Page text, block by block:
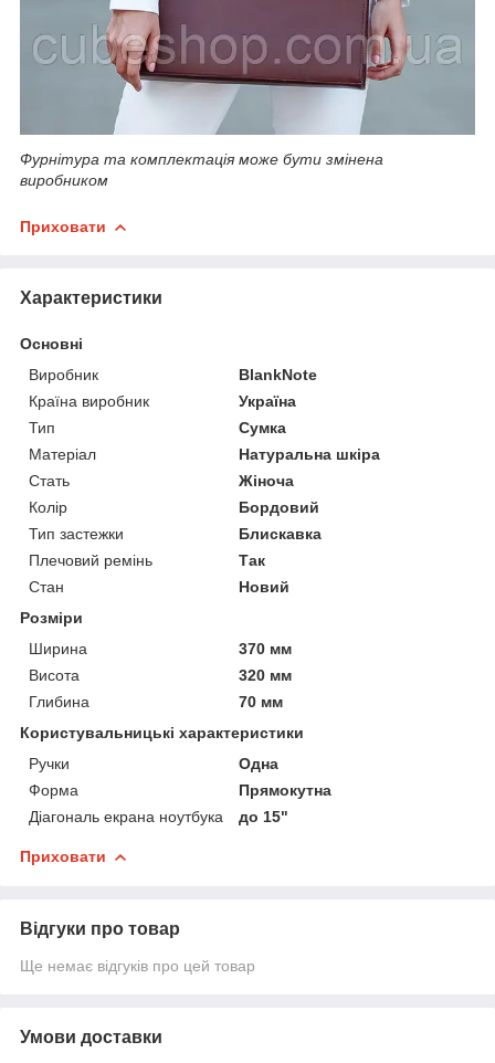
Фурнітура та комплектація може бути змінена
виробником
Приховати
Характеристики
Основні
Виробник
BlankNote
Країна виробник
Україна
Тип
Сумка
Матеріал
Натуральна шкіра
Стать
Жіноча
Колір
Бордовий
Тип застежки
Блискавка
Плечовий ремінь
Так
Стан
Новий
Розміри
Ширина
370 мм
Висота
320 мм
Глибина
70 мм
Користувальницькі характеристики
Ручки
Одна
Форма
Прямокутна
Діагональ екрана ноутбука
до 15"
Приховати
Відгуки про товар
Ще немає відгуків про цей товар
Умови доставки